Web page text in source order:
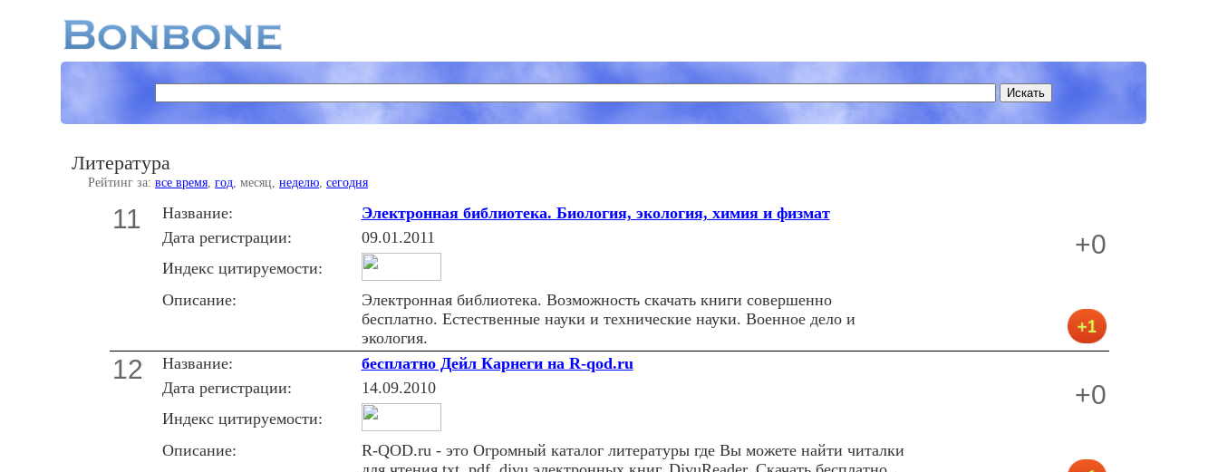
Литература
Рейтинг за:все время,год, месяц,неделю,сегодня
11 Название: Электронная библиотека. Биология, экология, химия и физмат
+0
Дата регистрации:
09.01.2011
Индекс цитируемости:
Описание:
Электронная библиотека. Возможность скачать книги совершенно
бесплатно. Естественные науки и технические науки. Военное дело и
экология.
12 Название: бесплатно Дейл Карнеги на R-qod.ru
+0
Дата регистрации:
14.09.2010
Индекс цитируемости:
Описание:
R-QOD.ru - это Огромный каталог литературы где Вы можете найти читалки